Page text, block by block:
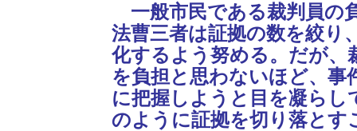
一般市民である裁判員の
法曹三者は証拠の数を絞り
化するよう努める。だが、
を負担と思わないほど、事
に把握しようと目を凝らし
のように証拠を切り落とす